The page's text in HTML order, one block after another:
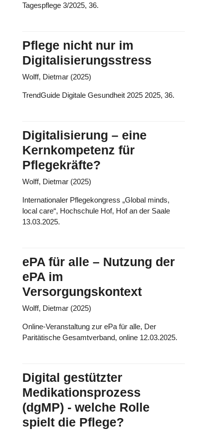
Tagespflege 3/2025, 36.
Pflege nicht nur im
Digitalisierungsstress
Wolff, Dietmar (2025)
TrendGuide Digitale Gesundheit 2025 2025, 36.
Digitalisierung – eine
Kernkompetenz für
Pflegekräfte?
Wolff, Dietmar (2025)
Internationaler Pflegekongress „Global minds,
local care“, Hochschule Hof, Hof an der Saale
13.03.2025.
ePA für alle – Nutzung der
ePA im
Versorgungskontext
Wolff, Dietmar (2025)
Online-Veranstaltung zur ePa für alle, Der
Paritätische Gesamtverband, online 12.03.2025.
Digital gestützter
Medikationsprozess
(dgMP) - welche Rolle
spielt die Pflege?